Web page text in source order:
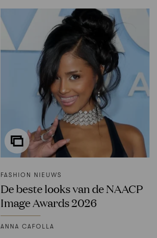
FASHION NIEUWS
De beste looks van de NAACP
Image Awards 2026
ANNA CAFOLLA